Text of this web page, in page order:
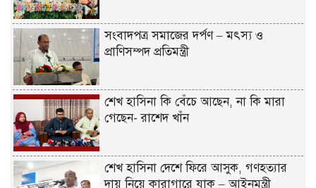
সংবাদপত্র সমাজের দর্পণ – মৎস্য ও
প্রাণিসম্পদ প্রতিমন্ত্রী
শেখ হাসিনা কি বেঁচে আছেন, না কি মারা
গেছেন- রাশেদ খাঁন
শেখ হাসিনা দেশে ফিরে আসুক, গণহত্যার
দায় নিয়ে কারাগারে যাক – আইনমন্ত্রী